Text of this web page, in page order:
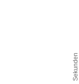
Sekunden